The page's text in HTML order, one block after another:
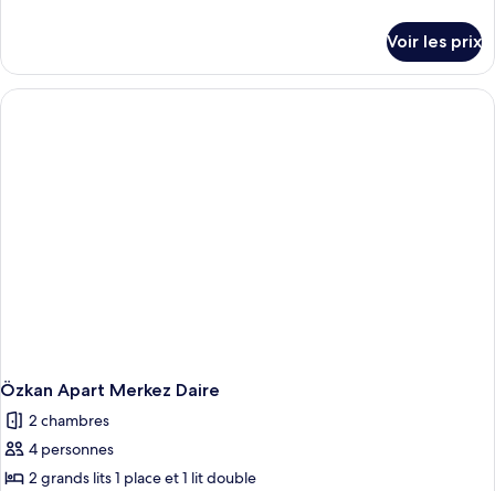
de
Özkan
Apart
4
le
type
de
Voir les prix
Özkan Apart Merkez Daire
2 chambres
4 personnes
2 grands lits 1 place et 1 lit double